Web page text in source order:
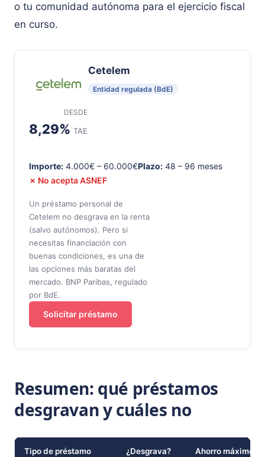
o tu comunidad autónoma para el ejercicio fiscal
en curso.
Cetelem
Entidad regulada (BdE)
DESDE
8,29% TAE
Importe: 4.000€ – 60.000€Plazo: 48 – 96 meses
✗ No acepta ASNEF
Un préstamo personal de
Cetelem no desgrava en la renta
(salvo autónomos). Pero si
necesitas financiación con
buenas condiciones, es una de
las opciones más baratas del
mercado. BNP Paribas, regulado
por BdE.
Solicitar préstamo
Resumen: qué préstamos
desgravan y cuáles no
Tipo de préstamo ¿Desgrava? Ahorro máximo